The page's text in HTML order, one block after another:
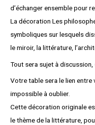
d’échanger ensemble pour
La décoration Les
symboliques sur lesquels
le miroir, la littérature,
Tout sera sujet à
Votre table sera le lien entre
impossible à oublier.
Cette décoration originale
le thème de la littérature,